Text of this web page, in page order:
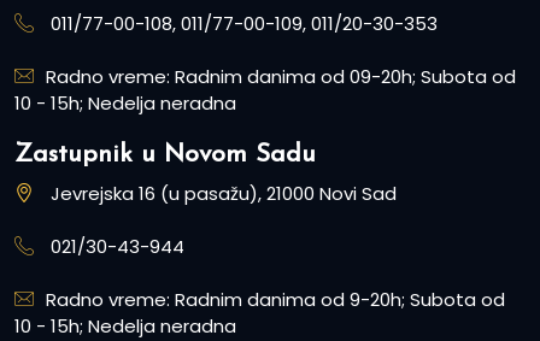
011/77-00-108, 011/77-00-109, 011/20-30-353
Radno vreme: Radnim danima od 09-20h; Subota od
10 - 15h; Nedelja neradna
Zastupnik u Novom Sadu
Jevrejska 16 (u pasažu), 21000 Novi Sad
021/30-43-944
Radno vreme: Radnim danima od 9-20h; Subota od
10 - 15h; Nedelja neradna